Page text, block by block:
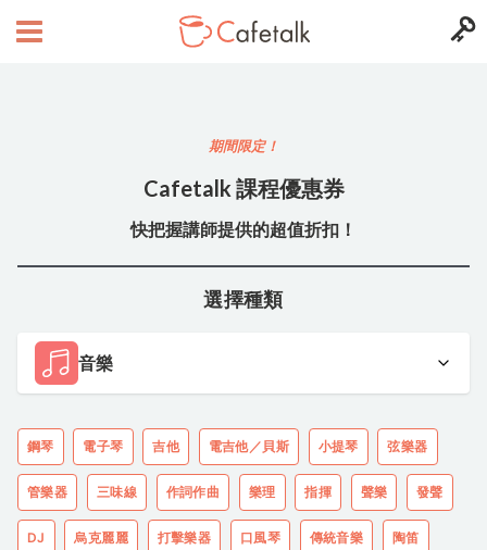
期間限定！
Cafetalk 課程優惠券
快把握講師提供的超值折扣！
選擇種類
音樂
鋼琴 電子琴 吉他 電吉他／貝斯 小提琴 弦樂器
管樂器 三味線 作詞作曲 樂理 指揮 聲樂 發聲
DJ 烏克麗麗 打擊樂器 口風琴 傳統音樂 陶笛